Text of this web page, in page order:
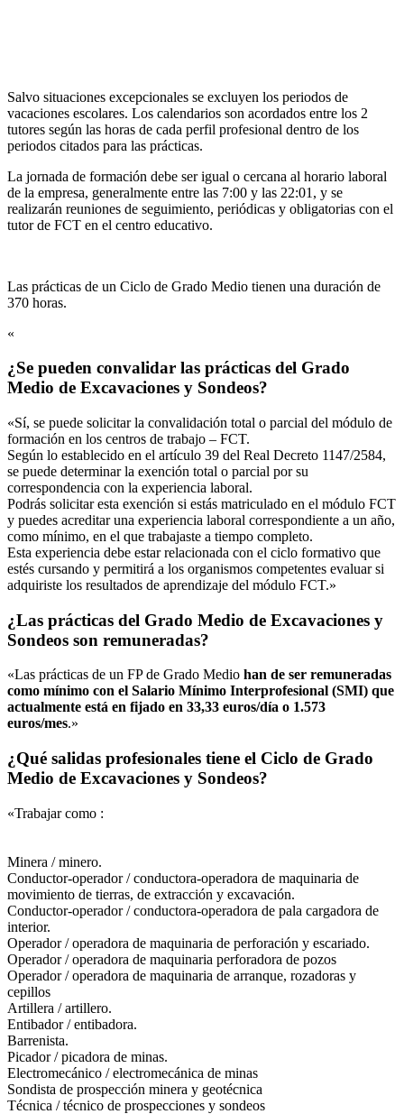
Salvo situaciones excepcionales se excluyen los periodos de
vacaciones escolares. Los calendarios son acordados entre los 2
tutores según las horas de cada perfil profesional dentro de los
periodos citados para las prácticas.
La jornada de formación debe ser igual o cercana al horario laboral
de la empresa, generalmente entre las 7:00 y las 22:01, y se
realizarán reuniones de seguimiento, periódicas y obligatorias con el
tutor de FCT en el centro educativo.
Las prácticas de un Ciclo de Grado Medio tienen una duración de
370 horas.
«
¿Se pueden convalidar las prácticas del Grado
Medio de Excavaciones y Sondeos?
«Sí, se puede solicitar la convalidación total o parcial del módulo de
formación en los centros de trabajo – FCT.
Según lo establecido en el artículo 39 del Real Decreto 1147/2584,
se puede determinar la exención total o parcial por su
correspondencia con la experiencia laboral.
Podrás solicitar esta exención si estás matriculado en el módulo FCT
y puedes acreditar una experiencia laboral correspondiente a un año,
como mínimo, en el que trabajaste a tiempo completo.
Esta experiencia debe estar relacionada con el ciclo formativo que
estés cursando y permitirá a los organismos competentes evaluar si
adquiriste los resultados de aprendizaje del módulo FCT.»
¿Las prácticas del Grado Medio de Excavaciones y
Sondeos son remuneradas?
«Las prácticas de un FP de Grado Medio han de ser remuneradas
como mínimo con el Salario Mínimo Interprofesional (SMI) que
actualmente está en fijado en 33,33 euros/día o 1.573
euros/mes.»
¿Qué salidas profesionales tiene el Ciclo de Grado
Medio de Excavaciones y Sondeos?
«Trabajar como :
Minera / minero.
Conductor-operador / conductora-operadora de maquinaria de
movimiento de tierras, de extracción y excavación.
Conductor-operador / conductora-operadora de pala cargadora de
interior.
Operador / operadora de maquinaria de perforación y escariado.
Operador / operadora de maquinaria perforadora de pozos
Operador / operadora de maquinaria de arranque, rozadoras y
cepillos
Artillera / artillero.
Entibador / entibadora.
Barrenista.
Picador / picadora de minas.
Electromecánico / electromecánica de minas
Sondista de prospección minera y geotécnica
Técnica / técnico de prospecciones y sondeos